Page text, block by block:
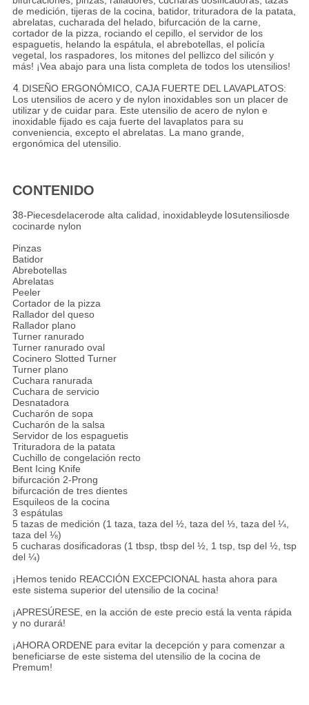
de medición, tijeras de la cocina, batidor, trituradora de la patata,
abrelatas, cucharada del helado, bifurcación de la carne,
cortador de la pizza, rociando el cepillo, el servidor de los
espaguetis, helando la espátula, el abrebotellas, el policía
vegetal, los raspadores, los mitones del pellizco del silicón y
más! ¡Vea abajo para una lista completa de todos los utensilios!
4. DISEÑO ERGONÓMICO, CAJA FUERTE DEL LAVAPLATOS:
Los utensilios de acero y de nylon inoxidables son un placer de
utilizar y de cuidar para. Este utensilio de acero de nylon e
inoxidable fijado es caja fuerte del lavaplatos para su
conveniencia, excepto el abrelatas. La mano grande,
ergonómica del utensilio.
CONTENIDO
38-Piecesdelacerode alta calidad, inoxidableyde losutensiliosde
cocinarde nylon
Pinzas
Batidor
Abrebotellas
Abrelatas
Peeler
Cortador de la pizza
Rallador del queso
Rallador plano
Turner ranurado
Turner ranurado oval
Cocinero Slotted Turner
Turner plano
Cuchara ranurada
Cuchara de servicio
Desnatadora
Cucharón de sopa
Cucharón de la salsa
Servidor de los espaguetis
Trituradora de la patata
Cuchillo de congelación recto
Bent Icing Knife
bifurcación 2-Prong
bifurcación de tres dientes
Esquileos de la cocina
3 espátulas
5 tazas de medición (1 taza, taza del ½, taza del ⅓, taza del ¼,
taza del ⅛)
5 cucharas dosificadoras (1 tbsp, tbsp del ½, 1 tsp, tsp del ½, tsp
del ¼)
¡Hemos tenido REACCIÓN EXCEPCIONAL hasta ahora para
este sistema superior del utensilio de la cocina!
¡APRESÚRESE, en la acción de este precio está la venta rápida
y no durará!
¡AHORA ORDENE para evitar la decepción y para comenzar a
beneficiarse de este sistema del utensilio de la cocina de
Premum!